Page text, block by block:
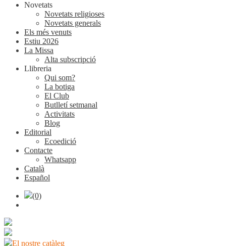
Novetats
Novetats religioses
Novetats generals
Els més venuts
Estiu 2026
La Missa
Alta subscripció
Llibreria
Qui som?
La botiga
El Club
Butlletí setmanal
Activitats
Blog
Editorial
Ecoedició
Contacte
Whatsapp
Català
Español
(0)
El nostre catàleg